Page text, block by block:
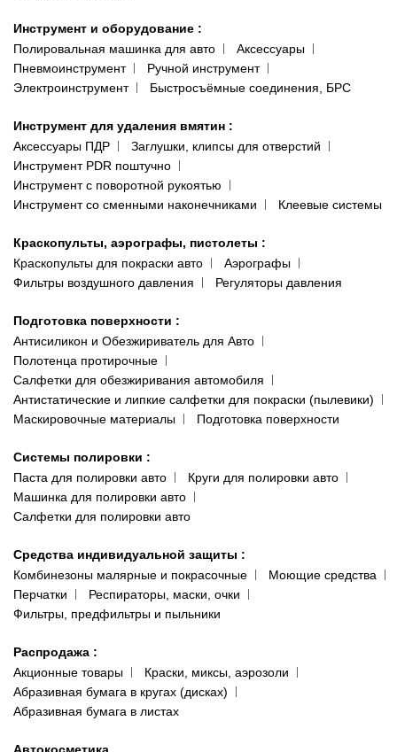
Инструмент и оборудование :
Полировальная машинка для авто
Аксессуары
Пневмоинструмент
Ручной инструмент
Электроинструмент
Быстросъёмные соединения, БРС
Инструмент для удаления вмятин :
Аксессуары ПДР
Заглушки, клипсы для отверстий
Инструмент PDR поштучно
Инструмент с поворотной рукоятью
Инструмент со сменными наконечниками
Клеевые системы
Краскопульты, аэрографы, пистолеты :
Краскопульты для покраски авто
Аэрографы
Фильтры воздушного давления
Регуляторы давления
Подготовка поверхности :
Антисиликон и Обезжириватель для Авто
Полотенца протирочные
Салфетки для обезжиривания автомобиля
Антистатические и липкие салфетки для покраски (пылевики)
Маскировочные материалы
Подготовка поверхности
Системы полировки :
Паста для полировки авто
Круги для полировки авто
Машинка для полировки авто
Салфетки для полировки авто
Средства индивидуальной защиты :
Комбинезоны малярные и покрасочные
Моющие средства
Перчатки
Респираторы, маски, очки
Фильтры, предфильтры и пыльники
Распродажа :
Акционные товары
Краски, миксы, аэрозоли
Абразивная бумага в кругах (дисках)
Абразивная бумага в листах
Автокосметика